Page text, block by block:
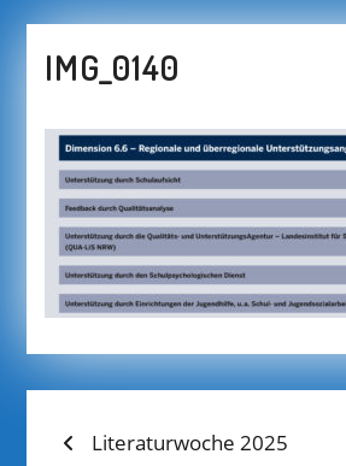
IMG_0140
BEITRAGS-
Previous
Literaturwoche 2025